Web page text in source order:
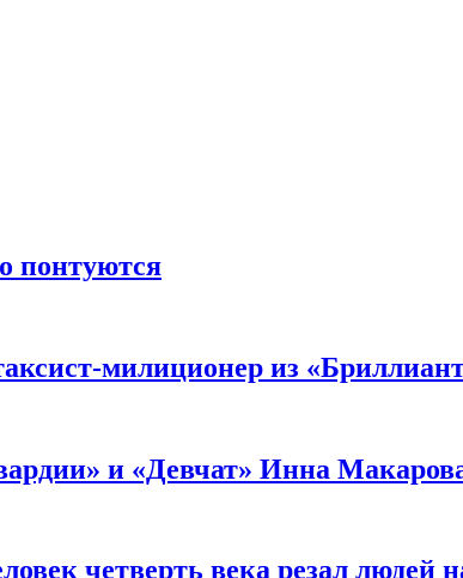
понтуются
милиционер из
и «Девчат» Инна
четверть века резал людей